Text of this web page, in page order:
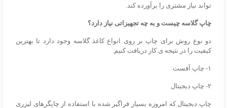
تواند نیاز مشتری را برآورده کند.
چاپ گلاسه چیست و به چه تجهیزاتی نیاز دارد؟
دو نوع روش برای چاپ بر روی انواع کاغذ گلاسه وجود دارد تا بهترین
کیفیت را در نتیجه ی کار دریافت کنیم.
۱- چاپ آفست
۲- چاپ دیجیتال
چاپ دیجیتال که امروزه بسیار فراگیر شده با استفاده از چاپگرهای لیزری